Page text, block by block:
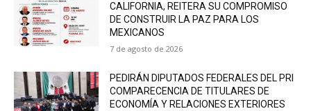
CALIFORNIA, REITERA SU COMPROMISO
DE CONSTRUIR LA PAZ PARA LOS
MEXICANOS
7 de agosto de 2026
PEDIRÁN DIPUTADOS FEDERALES DEL PRI
COMPARECENCIA DE TITULARES DE
ECONOMÍA Y RELACIONES EXTERIORES